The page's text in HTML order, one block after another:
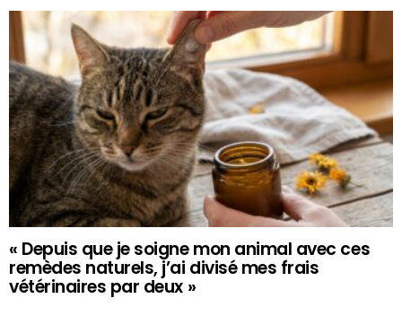
« Depuis que je soigne mon animal avec ces
remèdes naturels, j’ai divisé mes frais
vétérinaires par deux »